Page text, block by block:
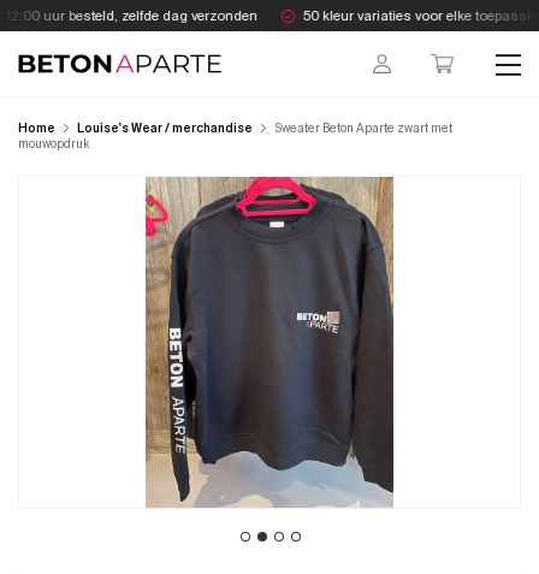
Skip
to
content
uur besteld, zelfde dag verzonden 50 kleur variaties voor elke
Beton Aparte
Home Louise's Wear / merchandise
Sweater Beton Aparte zwart met
mouwopdruk